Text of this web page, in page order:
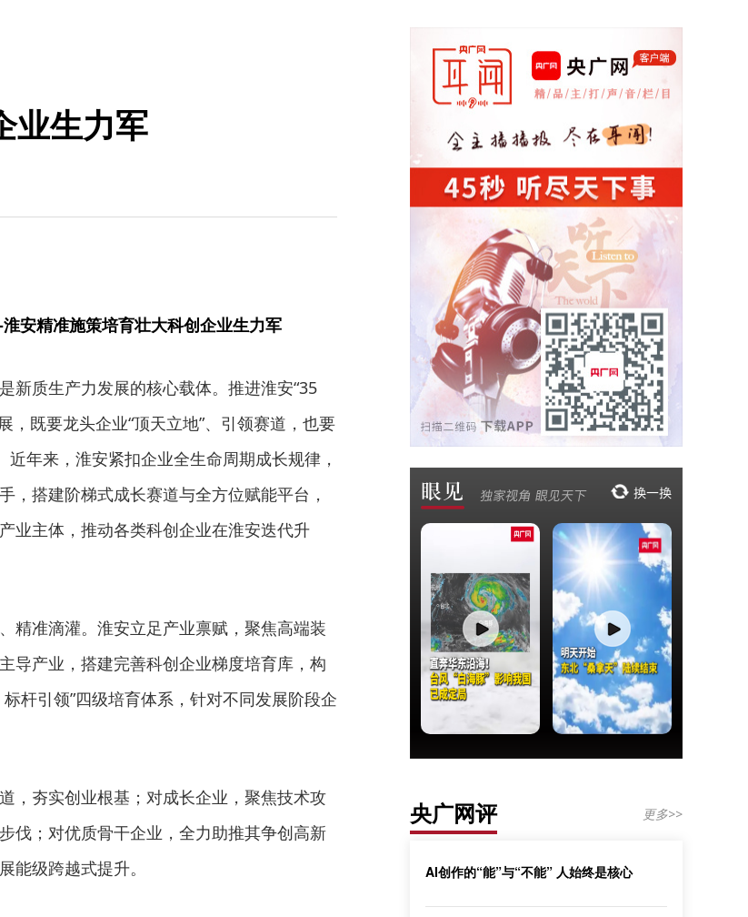
业生力军
安精准施策培育壮大科创企业生力军
新质生产力发展的核心载体。推进淮安“35
，既要龙头企业“顶天立地”、引领赛道，也要
近年来，淮安紧扣企业全生命周期成长规律，
，搭建阶梯式成长赛道与全方位赋能平台，
业主体，推动各类科创企业在淮安迭代升
精准滴灌。淮安立足产业禀赋，聚焦高端装
导产业，搭建完善科创企业梯度培育库，构
杆引领”四级培育体系，针对不同发展阶段企
，夯实创业根基；对成长企业，聚焦技术攻
伐；对优质骨干企业，全力助推其争创高新
能级跨越式提升。
央广网评 更多>>
AI创作的“能”与“不能” 人始终是核心